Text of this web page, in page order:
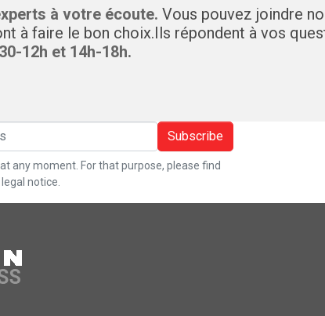
à votre écoute. Vous pouvez joindre
à faire le bon choix.Ils répondent à vos
12h et 14h-18h.
Subscribe
any moment. For that purpose, please find
notice.